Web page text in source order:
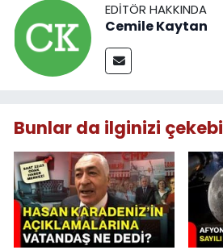
EDITÖR HAKKINDA
Cemile Kaytan
Bunlar da ilginizi